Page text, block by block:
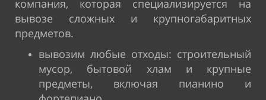
компания, которая специализируется на
вывозе сложных и крупногабаритных
предметов.
вывозим любые отходы: строительный
мусор, бытовой хлам и крупные
предметы, включая пианино и